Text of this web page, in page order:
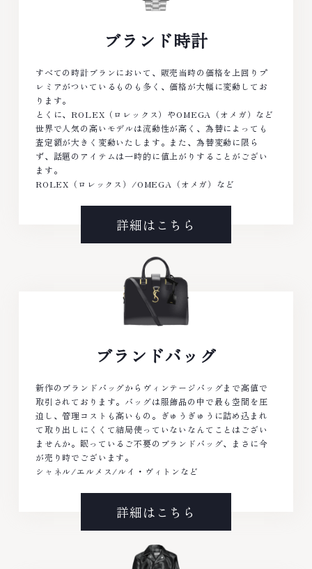
ブランド時計
すべての時計ブランにおいて、販売当時の価格を上回りプ
レミアがついているものも多く、価格が大幅に変動してお
ります。
とくに、ROLEX（ロレックス）やOMEGA（オメガ）など
世界で人気の高いモデルは流動性が高く、為替によっても
査定額が大きく変動いたします。また、為替変動に限ら
ず、話題のアイテムは一時的に値上がりすることがござい
ます。
ROLEX（ロレックス）/OMEGA（オメガ）など
詳細はこちら
ブランドバッグ
新作のブランドバッグからヴィンテージバッグまで高値で
取引されております。バッグは服飾品の中で最も空間を圧
迫し、管理コストも高いもの。ぎゅうぎゅうに詰め込まれ
て取り出しにくくて結局使っていないなんてことはござい
ませんか。眠っているご不要のブランドバッグ、まさに今
が売り時でございます。
シャネル/エルメス/ルイ・ヴィトンなど
詳細はこちら